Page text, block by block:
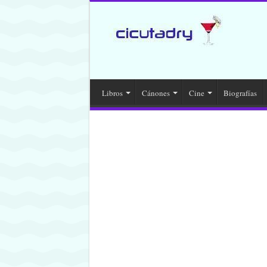
Libros Cánones Cine Biografías